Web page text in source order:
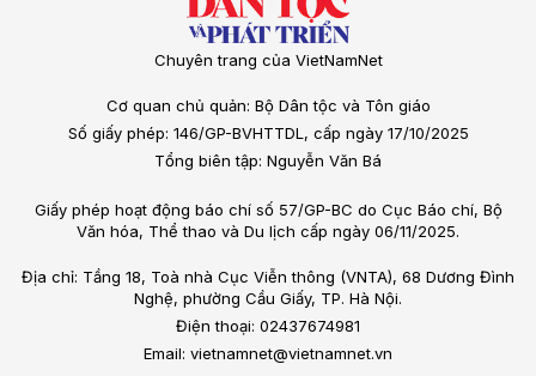
Chuyên trang của VietNamNet
Cơ quan chủ quản: Bộ Dân tộc và Tôn giáo
Số giấy phép: 146/GP-BVHTTDL, cấp ngày 17/10/2025
Tổng biên tập: Nguyễn Văn Bá
Giấy phép hoạt động báo chí số 57/GP-BC do Cục Báo chí, Bộ
Văn hóa, Thể thao và Du lịch cấp ngày 06/11/2025.
Địa chỉ: Tầng 18, Toà nhà Cục Viễn thông (VNTA), 68 Dương Đình
Nghệ, phường Cầu Giấy, TP. Hà Nội.
Điện thoại: 02437674981
Email: vietnamnet@vietnamnet.vn